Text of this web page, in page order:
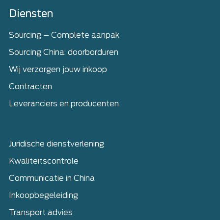
Home
Diensten
Sourcing – Complete aanpak
Sourcing China: doorborduren
Wij verzorgen jouw inkoop
Contracten
Leveranciers en producenten
Juridische dienstverlening
Kwaliteitscontrole
Communicatie in China
Inkoopbegeleiding
Transport advies